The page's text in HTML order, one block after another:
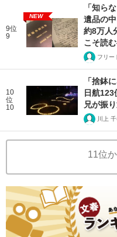
9位
9
NEW
「知ら
遺品の
約8万人
こそ読
フリー
10
位
10
「捨鉢
日航
兄が振
川上 千
11位